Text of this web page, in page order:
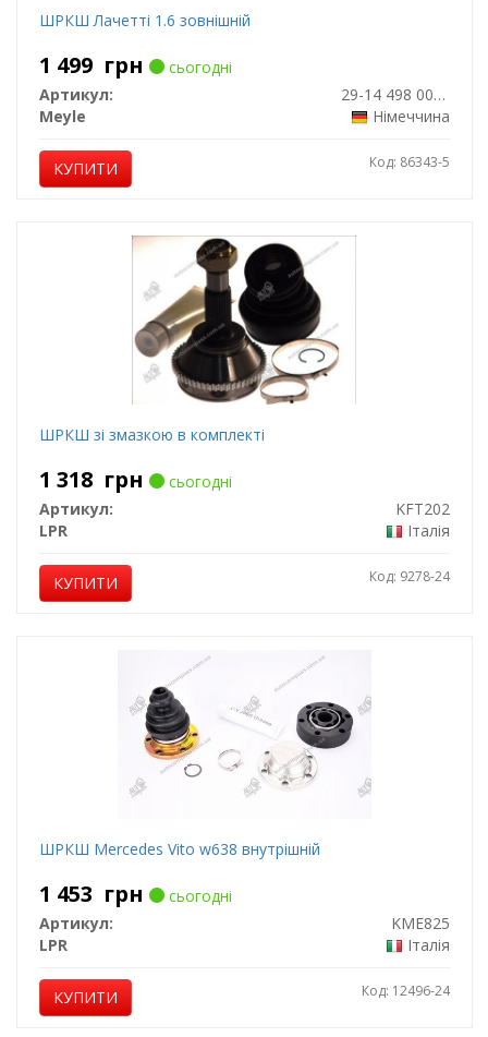
ШРКШ Лачетті 1.6 зовнішній
1 499 грн
сьогодні
Артикул:
29-14 498 0007
Meyle
Німеччина
КУПИТИ Код: 86343-5
ШРКШ зі змазкою в комплекті
1 318 грн
сьогодні
Артикул:
KFT202
LPR
Італія
КУПИТИ Код: 9278-24
ШРКШ Mercedes Vito w638 внутрішній
1 453 грн
сьогодні
Артикул:
KME825
LPR
Італія
КУПИТИ Код: 12496-24